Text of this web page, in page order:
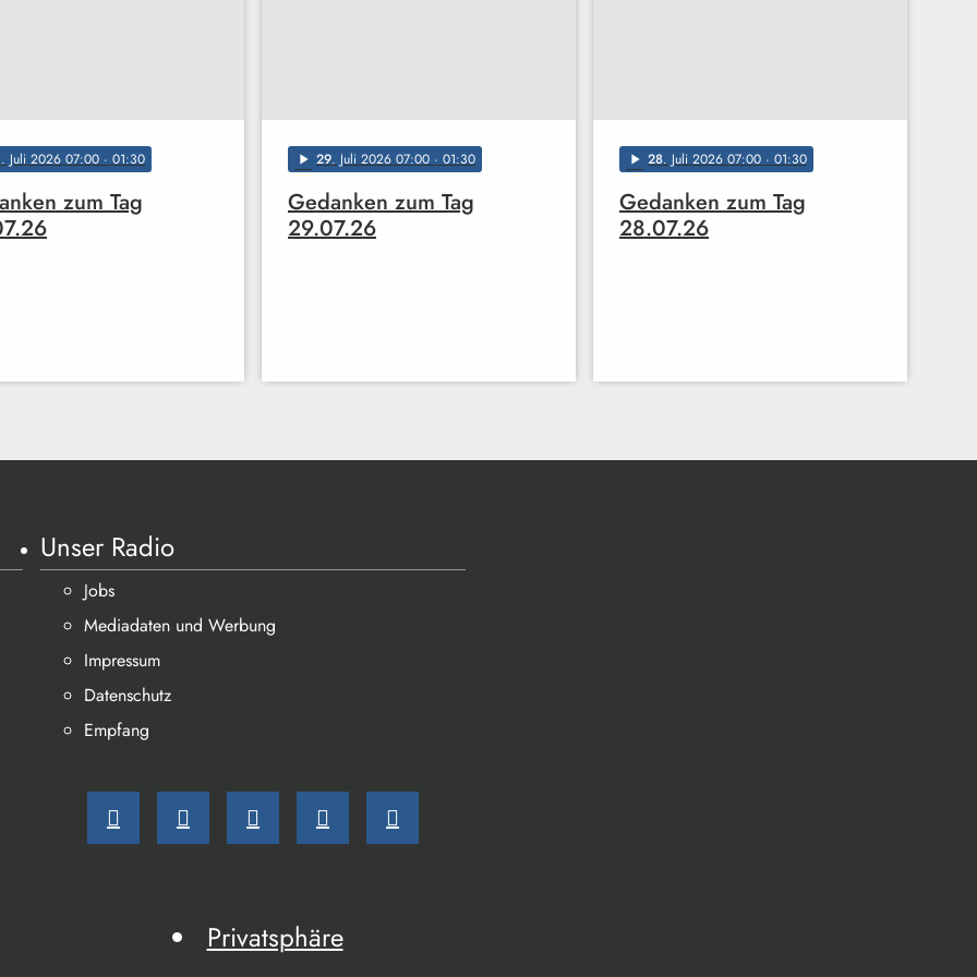
. Juli 2026 07:00 · 01:30
zum Tag
play_arrow 29. Juli 2026 07:00 · 01:30
Gedanken zum Tag
29.07.26
play_arrow 28. Juli 2026 07:00 · 01:30
Gedanken zum Tag
28.07.26
Unser Radio
Jobs
Mediadaten und Werbung
Impressum
Datenschutz
Empfang
Privatsphäre